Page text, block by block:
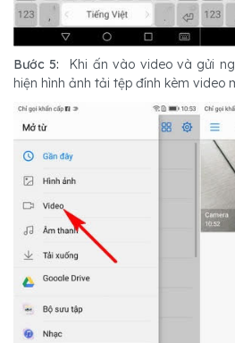
Bước 5:
Khi ấn vào video và gửi
hiện hình ảnh tải tệp đính kèm video